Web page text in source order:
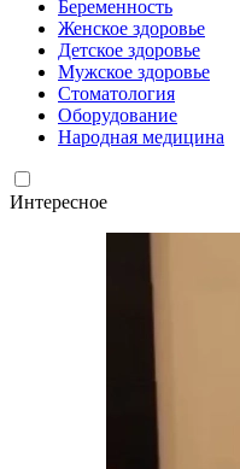
Беременность
Женское здоровье
Детское здоровье
Мужское здоровье
Стоматология
Оборудование
Народная медицина
Интересное